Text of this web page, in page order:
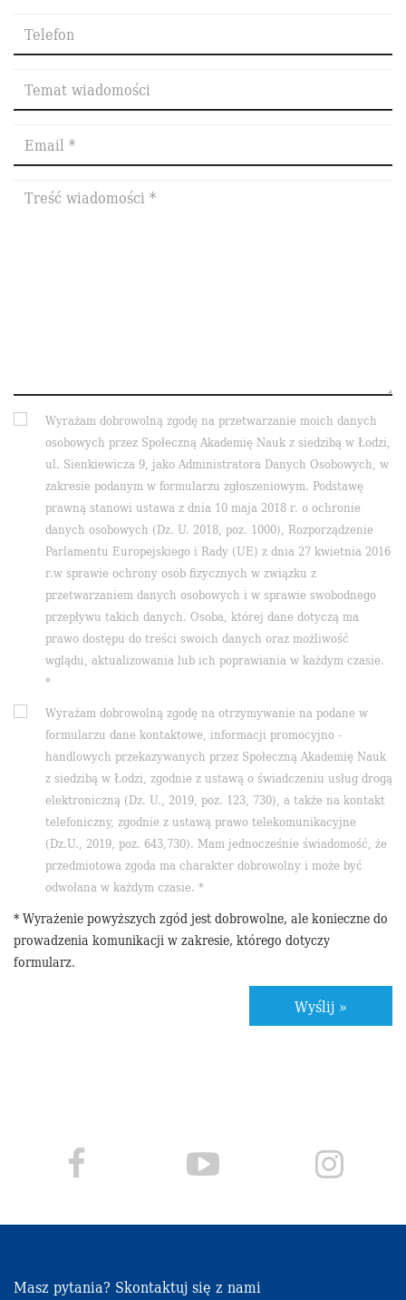
Wyrażam dobrowolną zgodę na przetwarzanie moich danych
osobowych przez Społeczną Akademię Nauk z siedzibą w Łodzi,
ul. Sienkiewicza 9, jako Administratora Danych Osobowych, w
zakresie podanym w formularzu zgłoszeniowym. Podstawę
prawną stanowi ustawa z dnia 10 maja 2018 r. o ochronie
danych osobowych (Dz. U. 2018, poz. 1000), Rozporządzenie
Parlamentu Europejskiego i Rady (UE) z dnia 27 kwietnia 2016
r.w sprawie ochrony osób fizycznych w związku z
przetwarzaniem danych osobowych i w sprawie swobodnego
przepływu takich danych. Osoba, której dane dotyczą ma
prawo dostępu do treści swoich danych oraz możliwość
wglądu, aktualizowania lub ich poprawiania w każdym czasie.
*
Wyrażam dobrowolną zgodę na otrzymywanie na podane w
formularzu dane kontaktowe, informacji promocyjno -
handlowych przekazywanych przez Społeczną Akademię Nauk
z siedzibą w Łodzi, zgodnie z ustawą o świadczeniu usług drogą
elektroniczną (Dz. U., 2019, poz. 123, 730), a także na kontakt
telefoniczny, zgodnie z ustawą prawo telekomunikacyjne
(Dz.U., 2019, poz. 643,730). Mam jednocześnie świadomość, że
przedmiotowa zgoda ma charakter dobrowolny i może być
odwołana w każdym czasie. *
* Wyrażenie powyższych zgód jest dobrowolne, ale konieczne do
prowadzenia komunikacji w zakresie, którego dotyczy
formularz.
Wyślij »
Masz pytania? Skontaktuj się z nami